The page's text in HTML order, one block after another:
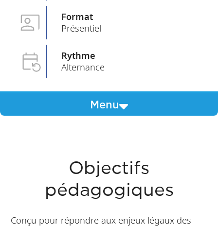
Format
Présentiel
Rythme
Alternance
Menu
Objectifs
pédagogiques
Conçu pour répondre aux enjeux légaux des